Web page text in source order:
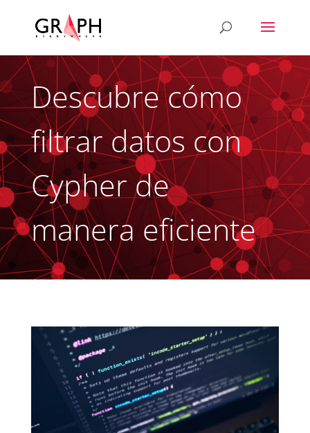
Descubre cómo
filtrar datos con
Cypher de
manera eficiente